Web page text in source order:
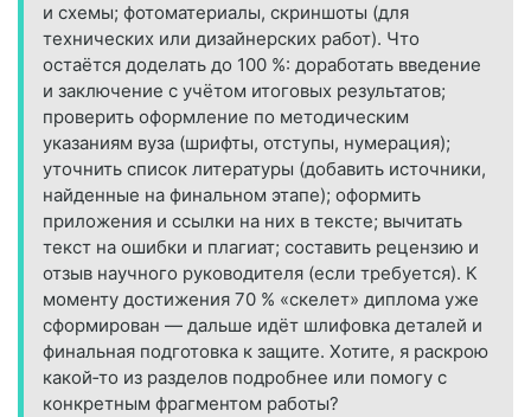
и схемы; фотоматериалы, скриншоты (для
технических или дизайнерских работ). Что
остаётся доделать до 100 %: доработать введение
и заключение с учётом итоговых результатов;
проверить оформление по методическим
указаниям вуза (шрифты, отступы, нумерация);
уточнить список литературы (добавить источники,
найденные на финальном этапе); оформить
приложения и ссылки на них в тексте; вычитать
текст на ошибки и плагиат; составить рецензию и
отзыв научного руководителя (если требуется). К
моменту достижения 70 % «скелет» диплома уже
сформирован — дальше идёт шлифовка деталей и
финальная подготовка к защите. Хотите, я раскрою
какой‑то из разделов подробнее или помогу с
конкретным фрагментом работы?